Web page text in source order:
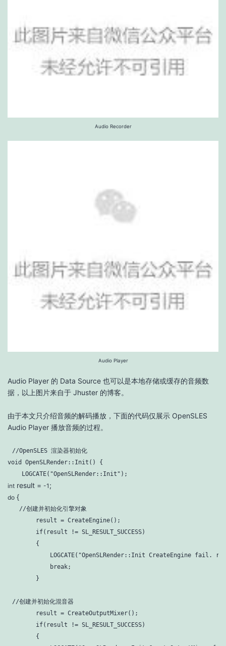
Audio Recorder
Audio Player
Audio Player 的 Data Source 也可以是本地存储或缓存的音频数
据，以上图片来自于 Jhuster 的博客。
由于本文只介绍音频的解码播放，下面的代码仅展示 OpenSLES
Audio Player 播放音频的过程。
//OpenSLES 渲染器初始化
void
OpenSLRender::Init() {
LOGCATE( "OpenSLRender::Init" );
int result = -1 ;
do {
//创建并初始化引擎对象
result = CreateEngine();
if(result != SL_RESULT_SUCCESS)
{
LOGCATE( "OpenSLRender::Init CreateEngine fail.
break;
}
//创建并初始化混音器
result = CreateOutputMixer();
if(result != SL_RESULT_SUCCESS)
{